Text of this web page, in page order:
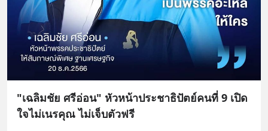
"เฉลิมชัย ศรีอ่อน" หัวหน้าประชาธิปัตย์คนที่ 9 เปิด
ใจไม่เนรคุณ ไม่เจ็บตัวฟรี